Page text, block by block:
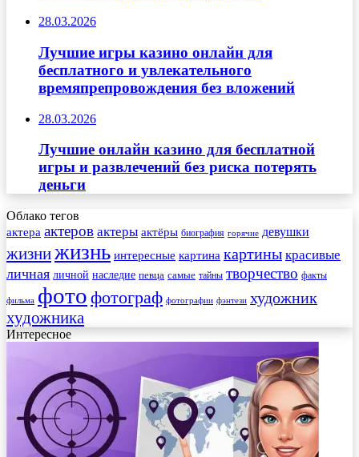
28.03.2026
Лучшие игры казино онлайн для
бесплатного и увлекательного
времяпрепровождения без вложений
28.03.2026
Лучшие онлайн казино для бесплатной
игры и развлечений без риска потерять
деньги
Облако тегов
актера актеров актеры актёры биография горячие девушки
жизнижизнь интересные картина картины красивые
личная личной наследие певца самые тайны творчество факты
фильма фото фотограф фотографии фэнтези художник
художника
Интересное